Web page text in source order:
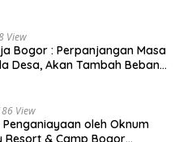
View
Bogor : Perpanjangan Masa
Desa, Akan Tambah Beban
View
oleh Oknum
Resort & Camp Bogor